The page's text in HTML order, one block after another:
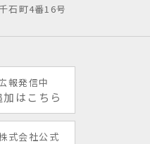
石町4番16号
報発信中
はこちら
式会社公式